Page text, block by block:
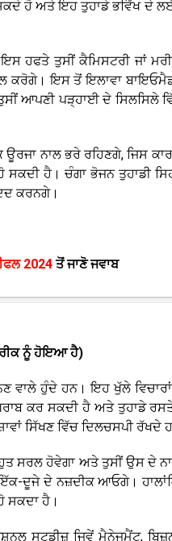
ਹੋ ਅਤੇ ਇਹ ਤੁਹਾਡੇ ਭਵਿੱਖ ਦੇ
ਹਫਤੇ ਤੁਸੀਂ ਕੈਮਿਸਟਰੀ ਜਾਂ
ਕਰੋਗੇ। ਇਸ ਤੋਂ ਇਲਾਵਾ
ਆਪਣੀ ਪੜ੍ਹਾਈ ਦੇ ਸਿਲਸਿਲੇ
ਨਾਲ ਭਰੇ ਰਹਿਣਗੇ, ਜਿਸ
ਹੈ। ਚੰਗਾ ਭੋਜਨ ਤੁਹਾਡੀ
ਕਰਨਗੇ।
2024 ਤੋਂ ਜਾਣੋ ਜਵਾਬ
ਨੂੰ ਹੋਇਆ ਹੈ)
ਵਾਲੇ ਹੁੰਦੇ ਹਨ। ਇਹ ਖੁੱਲੇ
ਕਰ ਸਕਦੀ ਹੈ ਅਤੇ ਤੁਹਾਡੇ
ਸਿੱਖਣ ਵਿੱਚ ਦਿਲਚਸਪੀ ਰੱਖਦੇ
ਬਹੁਤ ਸਰਲ ਹੋਵੇਗਾ ਅਤੇ ਤੁਸੀਂ ਉਸ
ਦੂਜੇ ਦੇ ਨਜ਼ਦੀਕ ਆਓਗੇ।
ਸਕਦਾ ਹੈ।
ਸਟਡੀਜ਼ ਜਿਵੇਂ ਮੈਨੇਜਮੈਂਟ,